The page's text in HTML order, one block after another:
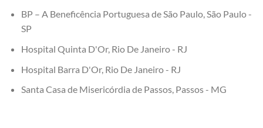
BP – A Beneficência Portuguesa de São Paulo, São Paulo -
SP
Hospital Quinta D'Or, Rio De Janeiro - RJ
Hospital Barra D'Or, Rio De Janeiro - RJ
Santa Casa de Misericórdia de Passos, Passos - MG